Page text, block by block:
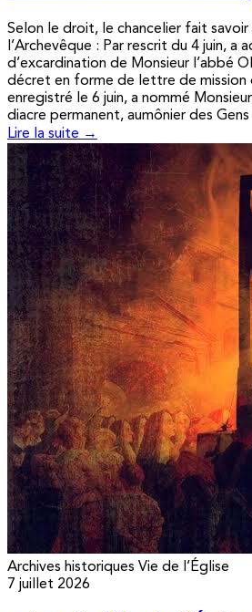
Selon le droit, le chancelier fait savoir
l’Archevêque : Par rescrit du 4 juin, a
d’excardination de Monsieur l’abbé
décret en forme de lettre de mission
enregistré le 6 juin, a nommé
diacre permanent, aumônier des Gens
Lire la suite →
Archives historiques Vie de l’Église
7 juillet 2026